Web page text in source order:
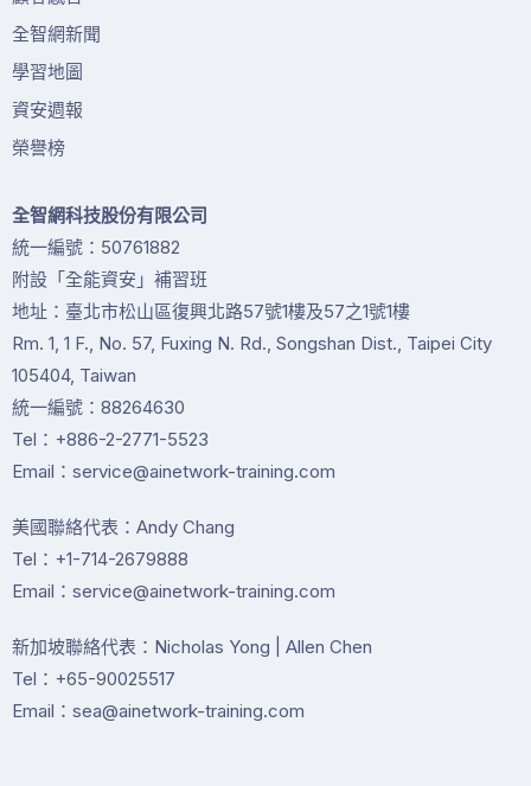
全智網新聞
學習地圖
資安週報
榮譽榜
全智網科技股份有限公司
統一編號：50761882
附設「全能資安」補習班
地址：臺北市松山區復興北路57號1樓及57之1號1樓
Rm. 1, 1 F., No. 57, Fuxing N. Rd., Songshan Dist., Taipei City
105404, Taiwan
統一編號：88264630
Tel：+886-2-2771-5523
Email：service@ainetwork-training.com
美國聯絡代表：Andy Chang
Tel：+1-714-2679888
Email：service@ainetwork-training.com
新加坡聯絡代表：Nicholas Yong | Allen Chen
Tel：+65-90025517
Email：sea@ainetwork-training.com